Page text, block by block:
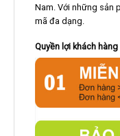
Nam. Với những sản
mã đa dạng.
Quyền lợi khách